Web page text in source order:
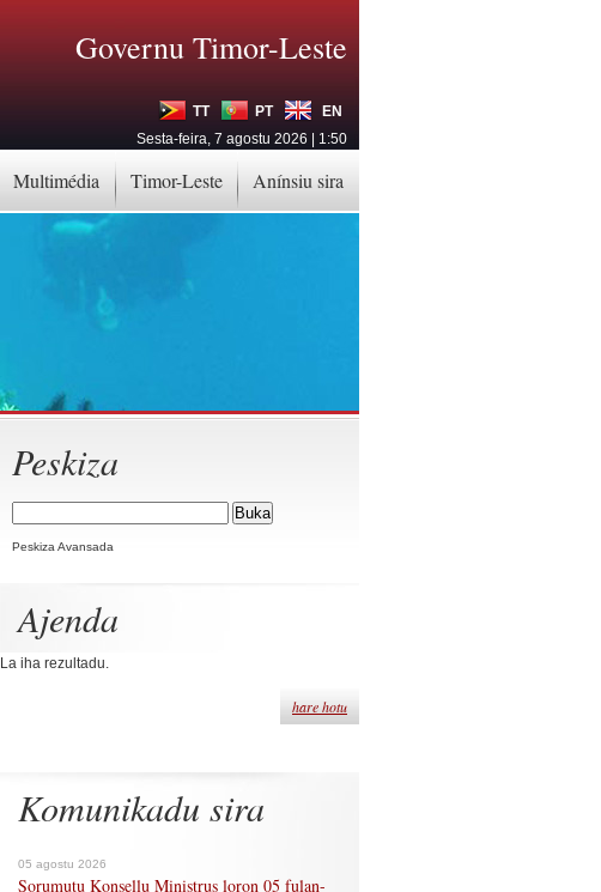
Multimédia Timor-Leste Anínsiu sira
Governu Timor-Leste
TT PT
EN
Sesta-feira, 7 agostu 2026 | 1:50
Peskiza
Peskiza Avansada
Ajenda
La iha rezultadu.
hare hotu
Komunikadu sira
05 agostu 2026
Sorumutu Konsellu Ministrus loron 05 fulan-